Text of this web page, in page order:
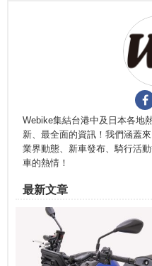
Webike集結台港中及日本各地
新、最全面的資訊！我們涵蓋
業界動態、新車發布、騎行活
車的熱情！
最新文章